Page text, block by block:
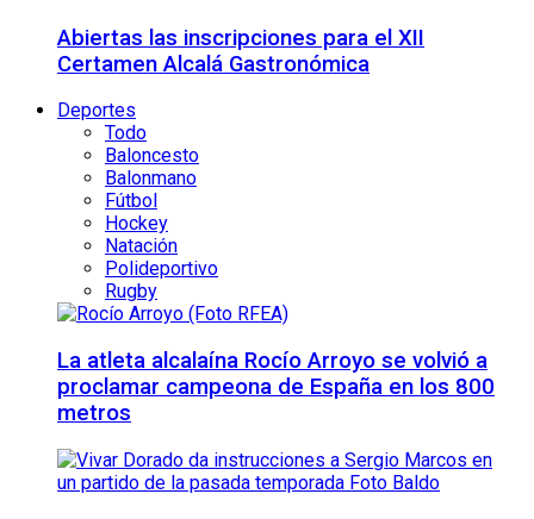
Abiertas las inscripciones para el XII
Certamen Alcalá Gastronómica
Deportes
Todo
Baloncesto
Balonmano
Fútbol
Hockey
Natación
Polideportivo
Rugby
La atleta alcalaína Rocío Arroyo se volvió a
proclamar campeona de España en los 800
metros